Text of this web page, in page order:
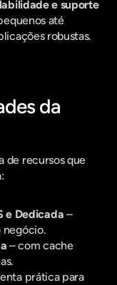
e suporte
até
robustas.
da
de recursos que
e Dedicada –
negócio.
– com cache
prática para